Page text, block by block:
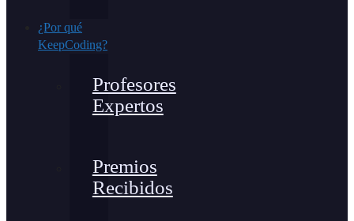
¿Por qué
KeepCoding?
Profesores
Expertos
Premios
Recibidos